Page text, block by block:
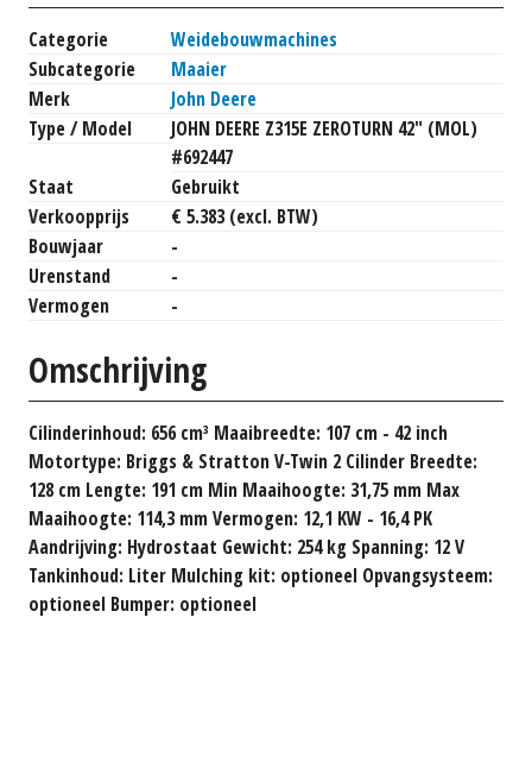
Categorie
Weidebouwmachines
Subcategorie
Maaier
Merk
John Deere
Type / Model
JOHN DEERE Z315E ZEROTURN 42" (MOL)
#692447
Staat
Gebruikt
Verkoopprijs
€ 5.383 (excl. BTW)
Bouwjaar
-
Urenstand
-
Vermogen
-
Omschrijving
Cilinderinhoud: 656 cm³ Maaibreedte: 107 cm - 42 inch
Motortype: Briggs & Stratton V-Twin 2 Cilinder Breedte:
128 cm Lengte: 191 cm Min Maaihoogte: 31,75 mm Max
Maaihoogte: 114,3 mm Vermogen: 12,1 KW - 16,4 PK
Aandrijving: Hydrostaat Gewicht: 254 kg Spanning: 12 V
Tankinhoud: Liter Mulching kit: optioneel Opvangsysteem:
optioneel Bumper: optioneel